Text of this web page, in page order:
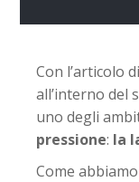
Con l’articolo
all’interno del
uno degli
pressione: la
Come